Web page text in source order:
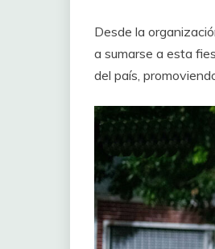
Desde la
a sumarse a esta
del país,